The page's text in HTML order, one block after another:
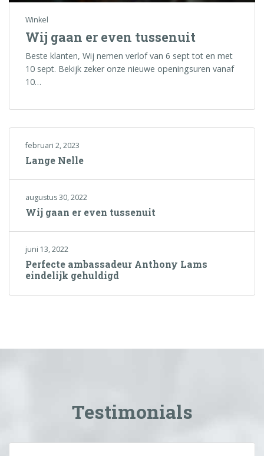
Winkel
Wij gaan er even tussenuit
Beste klanten, Wij nemen verlof van 6 sept tot en met
10 sept. Bekijk zeker onze nieuwe openingsuren vanaf
10…
februari 2, 2023
Lange Nelle
augustus 30, 2022
Wij gaan er even tussenuit
juni 13, 2022
Perfecte ambassadeur Anthony Lams
eindelijk gehuldigd
Testimonials